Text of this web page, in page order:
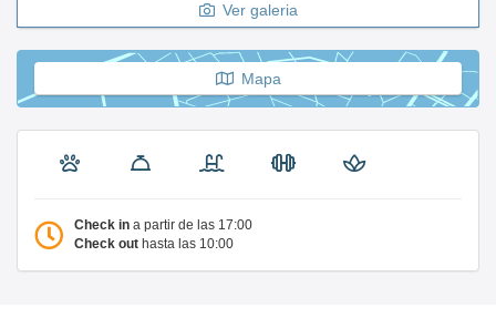
Ver galeria
Mapa
Check in a partir de las 17:00
Check out hasta las 10:00